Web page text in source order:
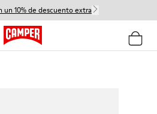
un 10% de descuento extra